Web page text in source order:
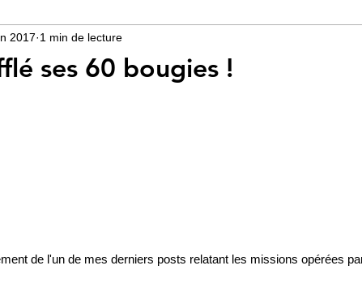
rescue marine nationale
ses 60 bougies !
2017 1 min de lecture
de l'un de mes derniers posts relatant les missions opérées